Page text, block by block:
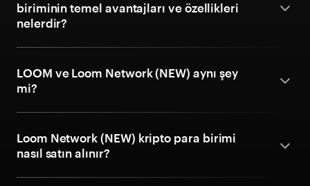
biriminin temel avantajları ve özellikleri
nelerdir?
LOOM ve Loom Network (NEW) aynı şey
mi?
Loom Network (NEW) kripto para birimi
nasıl satın alınır?